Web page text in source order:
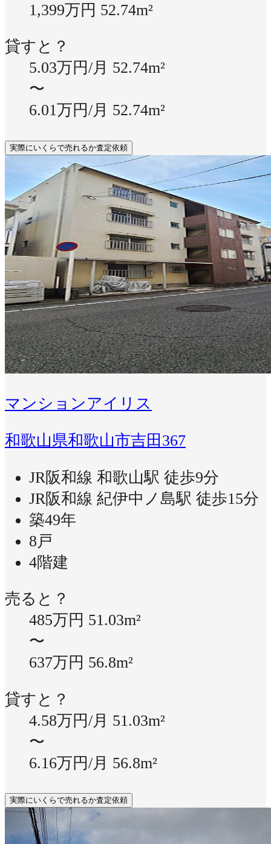
1,399万円 52.74m²
貸すと？
5.03万円/月 52.74m²
〜
6.01万円/月 52.74m²
実際にいくらで売れるか査定依頼
マンションアイリス
和歌山県和歌山市吉田367
JR阪和線 和歌山駅 徒歩9分
JR阪和線 紀伊中ノ島駅 徒歩15分
築49年
8戸
4階建
売ると？
485万円 51.03m²
〜
637万円 56.8m²
貸すと？
4.58万円/月 51.03m²
〜
6.16万円/月 56.8m²
実際にいくらで売れるか査定依頼